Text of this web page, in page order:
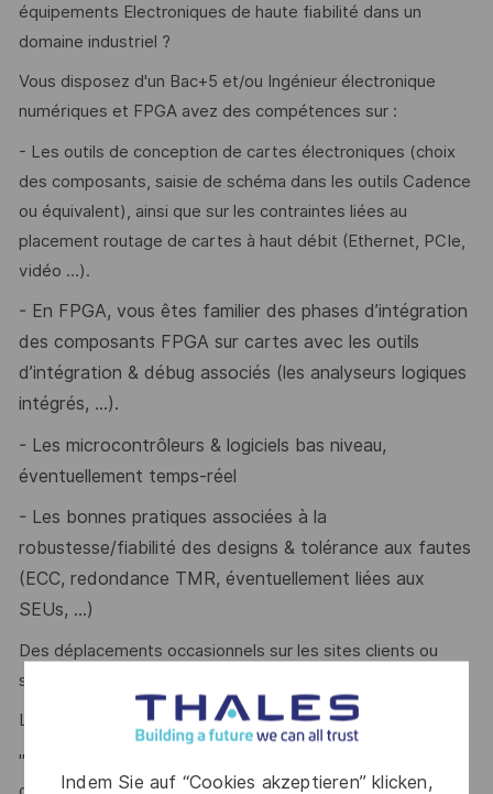
Indem Sie auf “Cookies akzeptieren” klicken,
équipements Electroniques de haute fiabilité dans un
domaine industriel ?
Vous disposez d'un Bac+5 et/ou Ingénieur électronique
numériques et FPGA avez des compétences sur :
- Les outils de conception de cartes électroniques (choix
des composants, saisie de schéma dans les outils Cadence
ou équivalent), ainsi que sur les contraintes liées au
placement routage de cartes à haut débit (Ethernet, PCIe,
vidéo …).
- En FPGA, vous êtes familier des phases d’intégration
des composants FPGA sur cartes avec les outils
d’intégration & débug associés (les analyseurs logiques
intégrés, …).
- Les microcontrôleurs & logiciels bas niveau,
éventuellement temps-réel
- Les bonnes pratiques associées à la
robustesse/fiabilité des designs & tolérance aux fautes
(ECC, redondance TMR, éventuellement liées aux
SEUs, …)
Des déplacements occasionnels sur les sites clients ou
sous-traitants sont à prévoir.
Le mot de l'équipe :
"L’atout majeur de ce service est l’opportunité donnée au